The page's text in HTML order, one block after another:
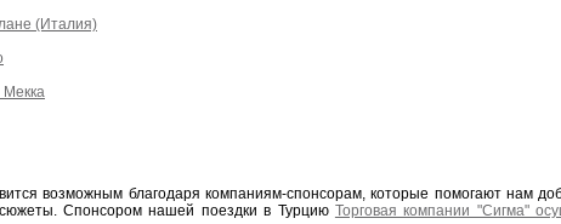
(Италия)
Мекка
возможным благодаря компаниям-спонсорам, которые помогают нам
Спонсором нашей поездки в Турцию Торговая компании "Сигма"